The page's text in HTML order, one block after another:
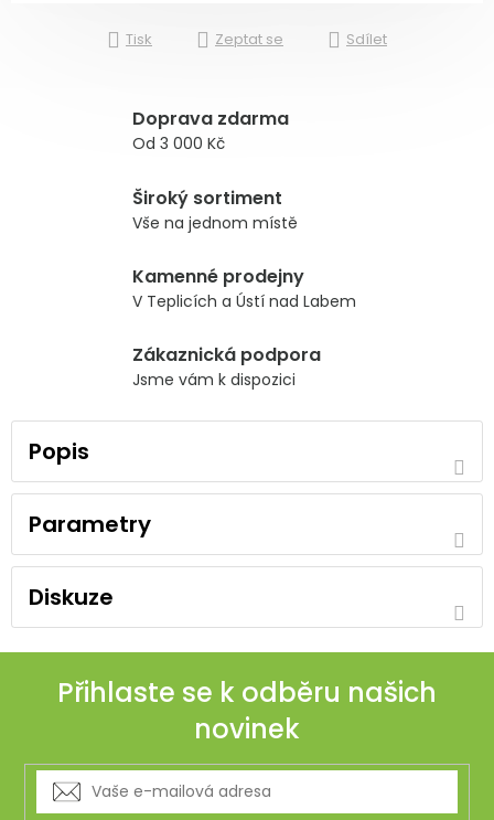
Tisk Zeptat se Sdílet
Doprava zdarma
Od 3 000 Kč
Široký sortiment
Vše na jednom místě
Kamenné prodejny
V Teplicích a Ústí nad Labem
Zákaznická podpora
Jsme vám k dispozici
Popis
Parametry
Diskuze
Přihlaste se k odběru našich
novinek